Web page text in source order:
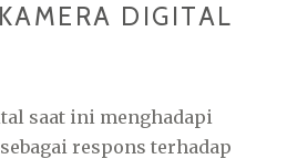
DIGITAL
saat ini menghadapi
respons terhadap